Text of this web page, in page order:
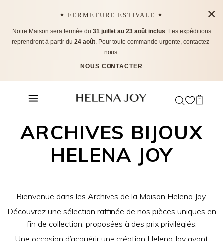
✦ FERMETURE ESTIVALE ✦
Notre Maison sera fermée du 31 juillet au 23 août inclus. Les expéditions
reprendront à partir du 24 août. Pour toute commande urgente, contactez-
nous.
NOUS CONTACTER
×
ARCHIVES BIJOUX
HELENA JOY
Bienvenue dans les Archives de la Maison Helena Joy.
Découvrez une sélection raffinée de nos pièces uniques en
fin de collection, proposées à des prix privilégiés.
Une occasion d’acquérir une création Helena Joy avant